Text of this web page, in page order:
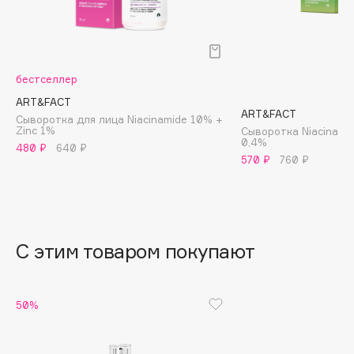
Balmain Hair Couture
Basicare
beautyblender
бестселлер
ART&FACT
Сыворотка для лица Niacinamide 10% +
Zinc 1%
480 ₽
640 ₽
ART&FACT
Сыворотка
0,4%
570 ₽
760 ₽
С этим товаром покупают
50%